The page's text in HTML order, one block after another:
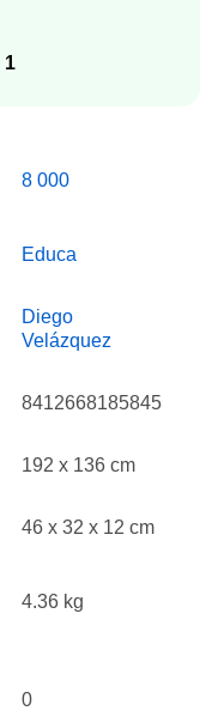
1
8 000
Educa
Diego
Velázquez
8412668185845
192 x 136 cm
46 x 32 x 12 cm
4.36 kg
0